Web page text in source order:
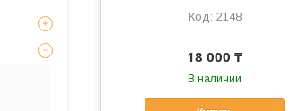
2148
18 000 ₸
В наличии